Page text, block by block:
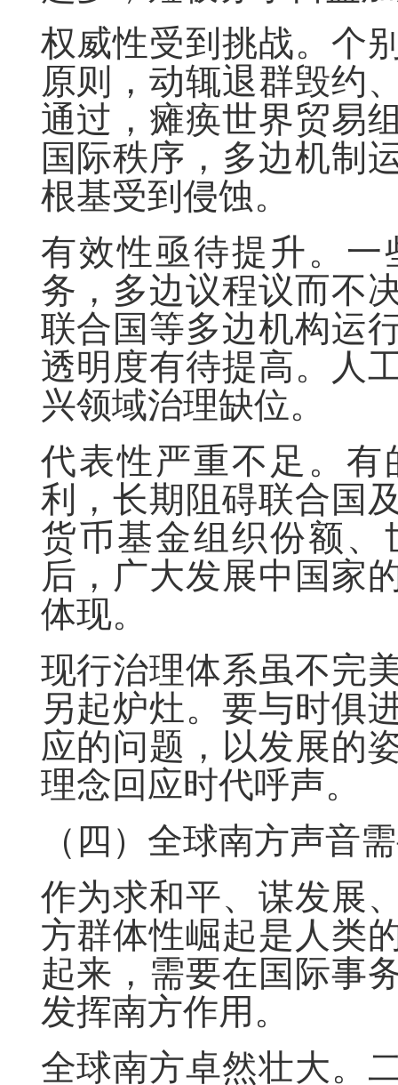
权威性受到挑战。个
原则，动辄退群毁约
通过，瘫痪世界贸易
国际秩序，多边机制
根基受到侵蚀。
有效性亟待提升。
务，多边议程议而不
联合国等多边机构运
透明度有待提高。人
兴领域治理缺位。
代表性严重不足。
利，长期阻碍联合国
货币基金组织份额
后，广大发展中国家
体现。
现行治理体系虽不完
另起炉灶。要与时俱
应的问题，以发展的
理念回应时代呼声。
（四）全球南方声音
作为求和平、谋发展
方群体性崛起是人类
起来，需要在国际事
发挥南方作用。
全球南方卓然壮大。